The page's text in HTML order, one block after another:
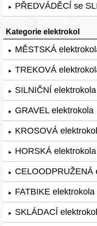
► PŘEDVÁDĚCÍ se
Kategorie elektrokol
► MĚSTSKÁ
► TREKOVÁ
► SILNIČNÍ elektrokola
► GRAVEL elektrokola
► KROSOVÁ
► HORSKÁ
► CELOODPRUŽENÁ
► FATBIKE elektrokola
► SKLÁDACÍ